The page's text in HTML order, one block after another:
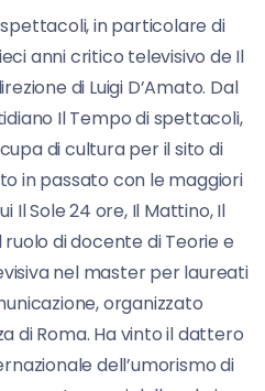
in particolare di
anni critico televisivo de Il
di Luigi D’Amato. Dal
Il Tempo di spettacoli,
di cultura per il sito di
in passato con le maggiori
Il Sole 24 ore, Il Mattino, Il
di docente di Teorie e
nel master per laureati
organizzato
di Roma. Ha vinto il dattero
dell’umorismo di